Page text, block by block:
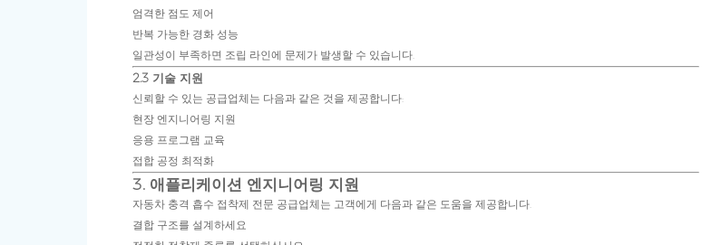
엄격한 점도 제어
반복 가능한 경화 성능
일관성이 부족하면 조립 라인에 문제가 발생할 수 있습니다.
2.3 기술 지원
신뢰할 수 있는 공급업체는 다음과 같은 것을 제공합니다:
현장 엔지니어링 지원
응용 프로그램 교육
접합 공정 최적화
3. 애플리케이션 엔지니어링 지원
자동차 충격 흡수 접착제 전문 공급업체는 고객에게 다음과 같은 도움을 제공합니다.
결합 구조를 설계하세요